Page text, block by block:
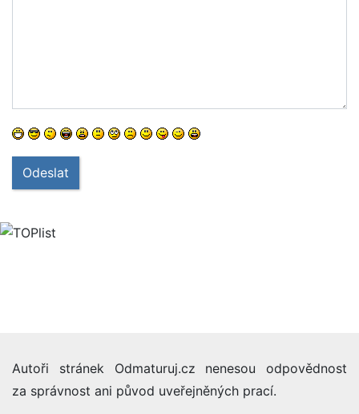
Odeslat
Autoři stránek Odmaturuj.cz nenesou odpovědnost
za správnost ani původ uveřejněných prací.